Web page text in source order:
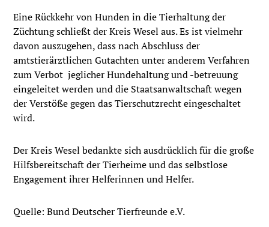
Eine Rückkehr von Hunden in die Tierhaltung der
Züchtung schließt der Kreis Wesel aus. Es ist vielmehr
davon auszugehen, dass nach Abschluss der
amtstierärztlichen Gutachten unter anderem Verfahren
zum Verbot jeglicher Hundehaltung und -betreuung
eingeleitet werden und die Staatsanwaltschaft wegen
der Verstöße gegen das Tierschutzrecht eingeschaltet
wird.
Der Kreis Wesel bedankte sich ausdrücklich für die große
Hilfsbereitschaft der Tierheime und das selbstlose
Engagement ihrer Helferinnen und Helfer.
Quelle: Bund Deutscher Tierfreunde e.V.